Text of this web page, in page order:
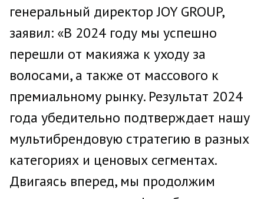
генеральный директор JOY GROUP,
заявил: «В 2024 году мы успешно
перешли от макияжа к уходу за
волосами, а также от массового к
премиальному рынку. Результат 2024
года убедительно подтверждает нашу
мультибрендовую стратегию в разных
категориях и ценовых сегментах.
Двигаясь вперед, мы продолжим